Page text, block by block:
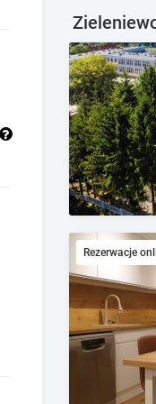
Rezerwacje